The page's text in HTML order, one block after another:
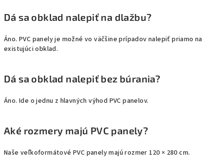
Dá sa obklad nalepiť na dlažbu?
Áno. PVC panely je možné vo väčšine prípadov nalepiť priamo na
existujúci obklad.
Dá sa obklad nalepiť bez búrania?
Áno. Ide o jednu z hlavných výhod PVC panelov.
Aké rozmery majú PVC panely?
Naše veľkoformátové PVC panely majú rozmer 120 × 280 cm.